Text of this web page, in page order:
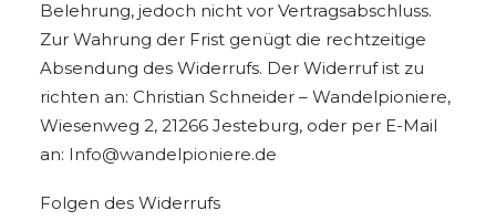
Belehrung, jedoch nicht vor Vertragsabschluss.
Zur Wahrung der Frist genügt die rechtzeitige
Absendung des Widerrufs. Der Widerruf ist zu
richten an: Christian Schneider – Wandelpioniere,
Wiesenweg 2, 21266 Jesteburg, oder per E-Mail
an: Info@wandelpioniere.de
Folgen des Widerrufs